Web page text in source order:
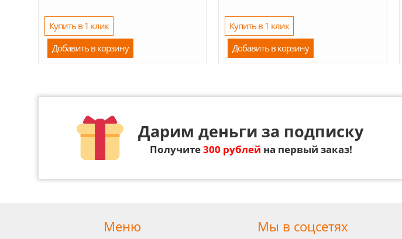
Купить в 1 клик
Добавить в корзину
Купить в 1 клик
Добавить в корзину
Дарим деньги за подписку
Получите300 рублей на первый заказ!
Меню Мы в соцсетях